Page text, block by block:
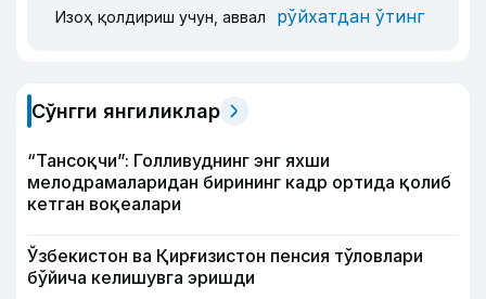
Изоҳ қолдириш учун, аввал рўйхатдан ўтинг
Сўнгги янгиликлар
“Тансоқчи”: Голливуднинг энг яхши
мелодрамаларидан бирининг кадр ортида қолиб
кетган воқеалари
Ўзбекистон ва Қирғизистон пенсия тўловлари
бўйича келишувга эришди